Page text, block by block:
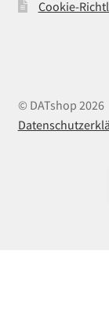
Cookie-
© DATshop 2026